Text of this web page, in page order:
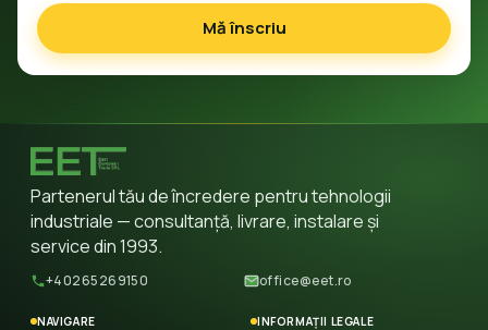
Mă înscriu
Partenerul tău de încredere pentru tehnologii
industriale — consultanță, livrare, instalare și
service din 1993.
+40265269150 office@eet.ro
NAVIGARE INFORMAȚII LEGALE